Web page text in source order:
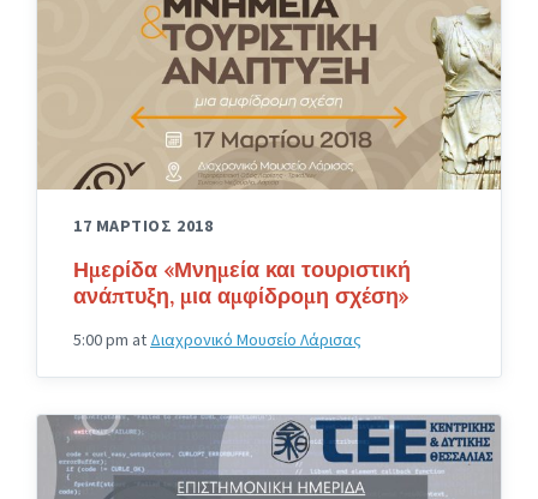
17 ΜΑΡΤΙΟΣ 2018
Ημερίδα «Μνημεία και τουριστική
ανάπτυξη, μια αμφίδρομη σχέση»
5:00 pm at Διαχρονικό Μουσείο Λάρισας